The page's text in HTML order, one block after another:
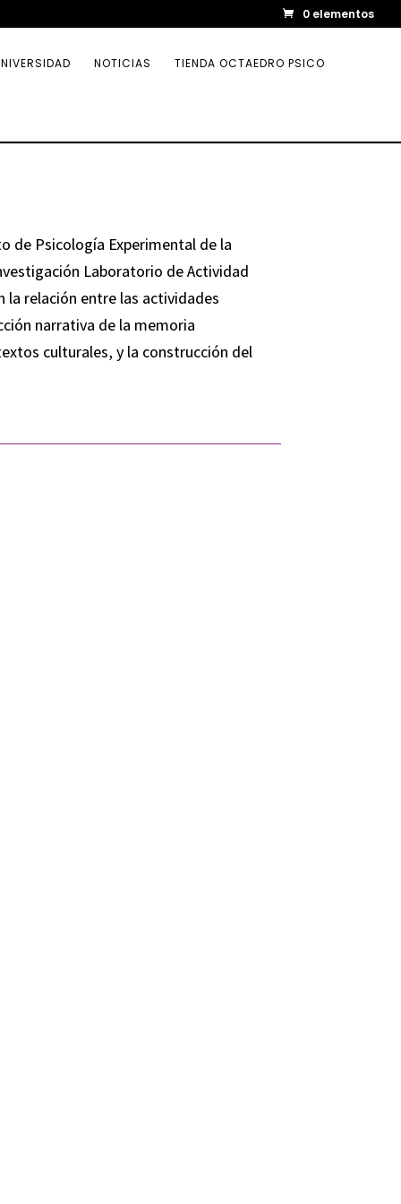
0 elementos
NOTICIAS TIENDA OCTAEDRO PSICO
de Psicología Experimental de la
Laboratorio de Actividad
la relación entre las actividades
narrativa de la memoria
culturales, y la construcción del